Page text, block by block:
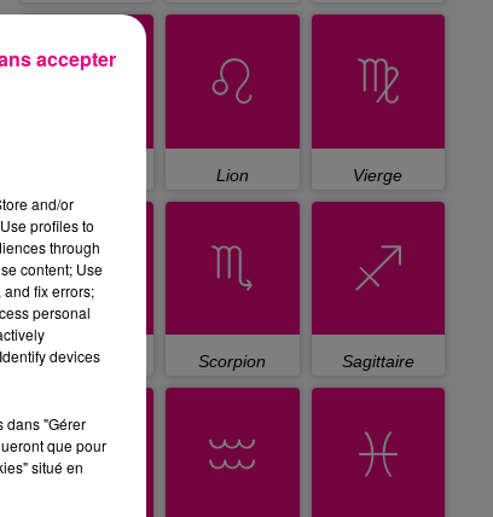
Lion Vierge
Balance Scorpion Sagittaire
and/or
profiles to
through
content; Use
fix errors;
personal
devices
dans "Gérer
que pour
situé en
accepter